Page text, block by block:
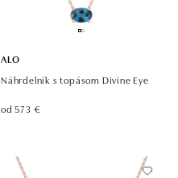
ALO
Náhrdelník s topásom Divine Eye
od 573 €